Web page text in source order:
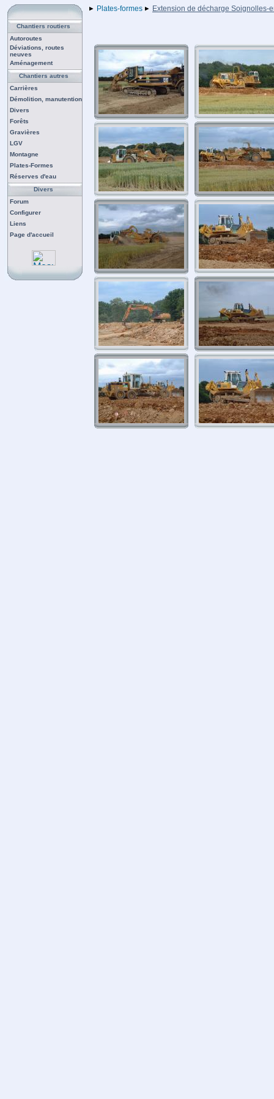
Chantiers routiers
Autoroutes
Déviations, routes
neuves
Aménagement
Chantiers autres
Carrières
Démolition, manutention
Divers
Forêts
Gravières
LGV
Montagne
Plates-Formes
Réserves d'eau
Divers
Forum
Configurer
Liens
Page d'accueil
Plates-formes Extension de décharge Soignolles-